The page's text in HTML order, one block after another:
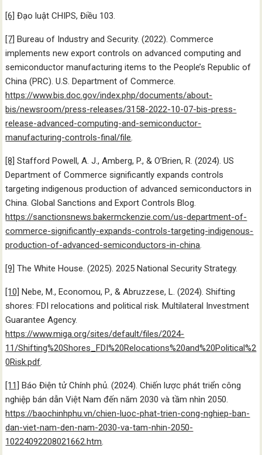
[6] Đạo luật CHIPS, Điều 103.
[7] Bureau of Industry and Security. (2022). Commerce
implements new export controls on advanced computing and
semiconductor manufacturing items to the People’s Republic of
China (PRC). U.S. Department of Commerce.
https://www.bis.doc.gov/index.php/documents/about-
bis/newsroom/press-releases/3158-2022-10-07-bis-press-
release-advanced-computing-and-semiconductor-
manufacturing-controls-final/file.
[8] Stafford Powell, A. J., Amberg, P., & O’Brien, R. (2024). US
Department of Commerce significantly expands controls
targeting indigenous production of advanced semiconductors in
China. Global Sanctions and Export Controls Blog.
https://sanctionsnews.bakermckenzie.com/us-department-of-
commerce-significantly-expands-controls-targeting-indigenous-
production-of-advanced-semiconductors-in-china.
[9] The White House. (2025). 2025 National Security Strategy.
[10] Nebe, M., Economou, P., & Abruzzese, L. (2024). Shifting
shores: FDI relocations and political risk. Multilateral Investment
Guarantee Agency.
https://www.miga.org/sites/default/files/2024-
11/Shifting%20Shores_FDI%20Relocations%20and%20Political%2
0Risk.pdf.
[11] Báo Điện tử Chính phủ. (2024). Chiến lược phát triển công
nghiệp bán dẫn Việt Nam đến năm 2030 và tầm nhìn 2050.
https://baochinhphu.vn/chien-luoc-phat-trien-cong-nghiep-ban-
dan-viet-nam-den-nam-2030-va-tam-nhin-2050-
10224092208021662.htm.